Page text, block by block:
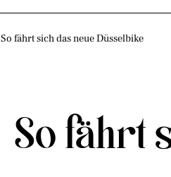
So fährt sich das neue Düsselbike
So fährt